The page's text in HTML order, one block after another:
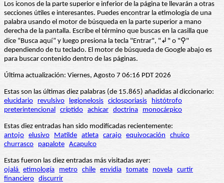
Los iconos de la parte superior e inferior de la página te llevarán a otras
secciones útiles e interesantes. Puedes encontrar la etimología de una
palabra usando el motor de búsqueda en la parte superior a mano
derecha de la pantalla. Escribe el término que buscas en la casilla que
dice “Busca aquí” y luego presiona la tecla "Entrar", "↲" o "⚲"
dependiendo de tu teclado. El motor de búsqueda de Google abajo es
para buscar contenido dentro de las páginas.
Última actualización: Viernes, Agosto 7 06:16 PDT 2026
Estas son las últimas diez palabras (de 15.865) añadidas al diccionario:
elucidario
revulsivo legionelosis ciclosporiasis
histótrofo
preterintencional críptido achicar doctrina monocárpico
Estas diez entradas han sido modificadas recientemente:
antojo elusivo Matilde atleta carajo equivocación
chuico
churrasco
papalote Acapulco
Estas fueron las diez entradas más visitadas ayer:
ojalá etimología metro chile envidia tomate novela curtir
financiero discurrir